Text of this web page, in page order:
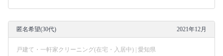
匿名希望(30代) 2021年12月
戸建て・一軒家クリーニング(在宅・入居中) | 愛知県